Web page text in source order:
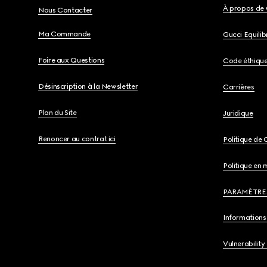
Nous Contacter
Ma Commande
Foire aux Questions
Désinscription à la Newsletter
Plan du Site
Renoncer au contrat ici
À propos de
Gucci
Code
Carrières
Juridique
Politique de
Politique en
Informations
Vulnerability